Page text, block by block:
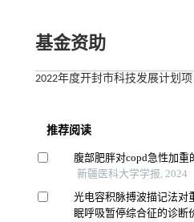
基金资助
2022年度开封市科技发展计划项